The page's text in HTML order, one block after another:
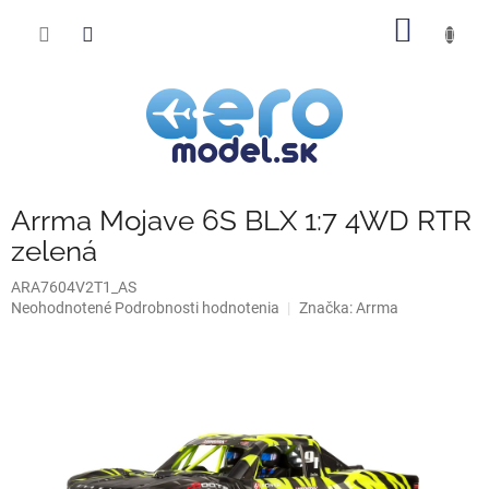
Arrma Mojave 6S BLX 1:7 4WD RTR
zelená
ARA7604V2T1_AS
Priemerné
Neohodnotené Podrobnosti hodnotenia Značka:Arrma